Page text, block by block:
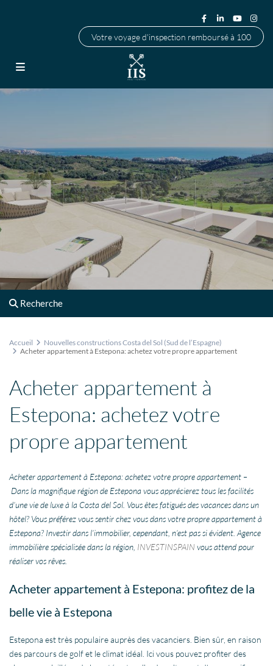
Votre voyage d'inspection remboursé à 100
Recherche
Accueil
Nouvelles constructions Costa del Sol (Sud de l’Espagne)
Acheter appartement à Estepona: achetez votre propre appartement
Acheter appartement à
Estepona: achetez votre
propre appartement
Acheter appartement à Estepona: achetez votre propre appartement –
Dans la magnifique région de Estepona vous apprécierez tous les facilités
d’une vie de luxe à la Costa del Sol. Vous êtes fatigués des vacances dans un
hôtel? Vous préférez vous sentir chez vous dans votre propre appartement à
Estepona? Investir dans l’immobilier, cependant, n’est pas si évident. Agence
immobilière spécialisée dans la région, INVESTINSPAIN vous attend pour
réaliser vos rêves.
Acheter appartement à Estepona: profitez de la
belle vie à Estepona
Estepona est très populaire auprès des vacanciers. Bien sûr, en raison
des parcours de golf et le climat idéal. Ici vous pouvez profiter des